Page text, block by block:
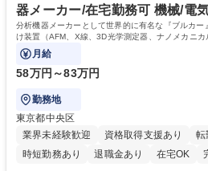
器メーカー/在宅勤務可 機械/電
分析機器メーカーとして世界的に有名な『ブルカ
け装置（AFM、X線、3D光学測定器、ナノメカニカ
だきます。
月給
58万円～83万円
勤務地
東京都中央区
業界未経験歓迎
資格取得支援あり 転
時短勤務あり
退職金あり 在宅OK